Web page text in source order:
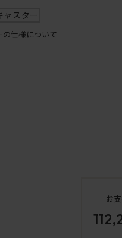
ャスター
の仕様について
お